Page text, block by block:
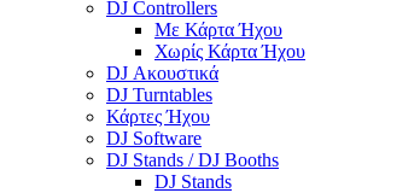
DJ Controllers
Με Κάρτα Ήχου
Χωρίς Κάρτα Ήχου
DJ Ακουστικά
DJ Turntables
Κάρτες Ήχου
DJ Software
DJ Stands / DJ Booths
DJ Stands